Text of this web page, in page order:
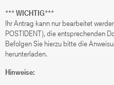
*** WICHTIG***
Ihr Antrag kann nur bearbeitet
POSTIDENT), die entsprechenden
Befolgen Sie hierzu bitte die
herunterladen.
Hinweise: